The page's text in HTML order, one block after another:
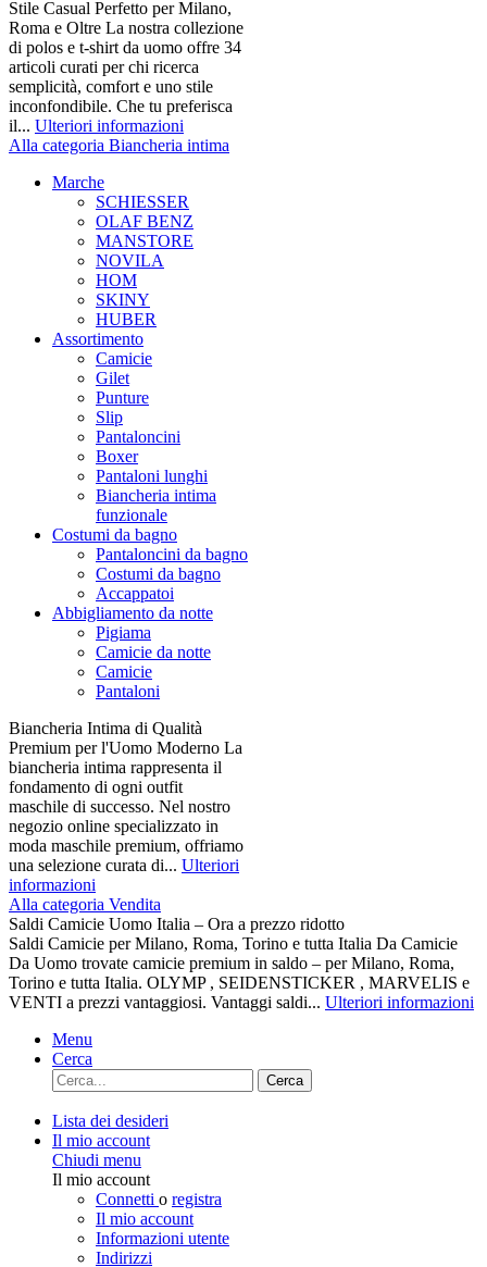
Stile Casual Perfetto per Milano,
Roma e Oltre La nostra collezione
di polos e t-shirt da uomo offre 34
articoli curati per chi ricerca
semplicità, comfort e uno stile
inconfondibile. Che tu preferisca
il... Ulteriori informazioni
Alla categoria Biancheria intima
Marche
SCHIESSER
OLAF BENZ
MANSTORE
NOVILA
HOM
SKINY
HUBER
Assortimento
Camicie
Gilet
Punture
Slip
Pantaloncini
Boxer
Pantaloni lunghi
Biancheria intima
funzionale
Costumi da bagno
Pantaloncini da bagno
Costumi da bagno
Accappatoi
Abbigliamento da notte
Pigiama
Camicie da notte
Camicie
Pantaloni
Biancheria Intima di Qualità
Premium per l'Uomo Moderno La
biancheria intima rappresenta il
fondamento di ogni outfit
maschile di successo. Nel nostro
negozio online specializzato in
moda maschile premium, offriamo
una selezione curata di... Ulteriori
informazioni
Alla categoria Vendita
Saldi Camicie Uomo Italia – Ora a prezzo ridotto
Saldi Camicie per Milano, Roma, Torino e tutta Italia Da Camicie
Da Uomo trovate camicie premium in saldo – per Milano, Roma,
Torino e tutta Italia. OLYMP , SEIDENSTICKER , MARVELIS e
VENTI a prezzi vantaggiosi. Vantaggi saldi... Ulteriori informazioni
Menu
Cerca
Cerca
Lista dei desideri
Il mio account
Chiudi menu
Il mio account
Connetti o registra
Il mio account
Informazioni utente
Indirizzi